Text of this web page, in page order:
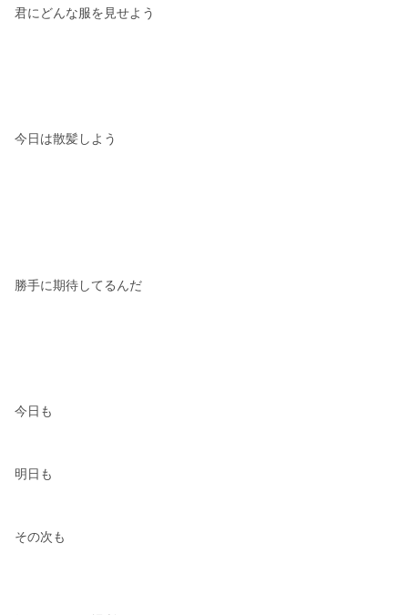
君にどんな服を見せよう
今日は散髪しよう
勝手に期待してるんだ
今日も
明日も
その次も